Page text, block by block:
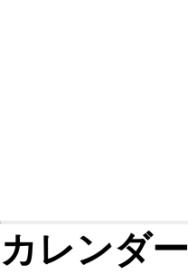
カレンダー